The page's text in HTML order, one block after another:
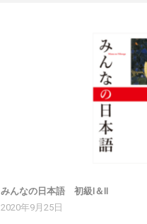
みんなの日本語 初級Ⅰ＆Ⅱ
2020年9月25日